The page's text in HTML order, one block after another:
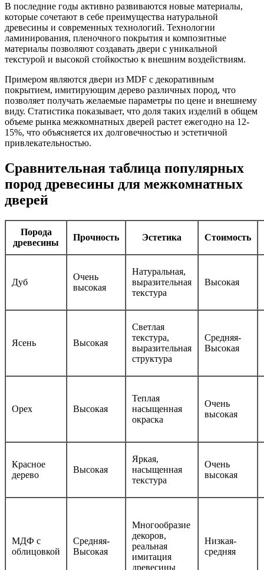
В последние годы активно развиваются новые материалы,
которые сочетают в себе преимущества натуральной
древесины и современных технологий. Технологии
ламинирования, пленочного покрытия и композитные
материалы позволяют создавать двери с уникальной
текстурой и высокой стойкостью к внешним воздействиям.
Примером являются двери из MDF с декоративным
покрытием, имитирующим дерево различных пород, что
позволяет получать желаемые параметры по цене и внешнему
виду. Статистика показывает, что доля таких изделий в общем
объеме рынка межкомнатных дверей растет ежегодно на 12-
15%, что объясняется их долговечностью и эстетичной
привлекательностью.
Сравнительная таблица популярных
пород древесины для межкомнатных
дверей
Порода
древесины
Прочность Эстетика Стоимость
Дуб
Очень
высокая
Натуральная,
выразительная
текстура
Высокая
Ясень Высокая
Светлая
текстура,
выразительная
структура
Средняя-
Высокая
Орех Высокая
Теплая
насыщенная
окраска
Очень
высокая
Красное
дерево
Высокая
Яркая,
насыщенная
текстура
Очень
высокая
МДФ с
облицовкой
Средняя-
Высокая
Многообразие
декоров,
реальная
имитация
древесины
Низкая-
средняя